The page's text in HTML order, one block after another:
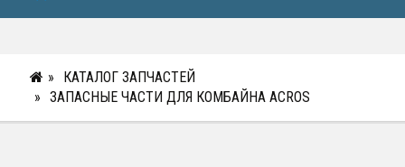
КАТАЛОГ ЗАПЧАСТЕЙ
ЗАПАСНЫЕ ЧАСТИ ДЛЯ КОМБАЙНА ACROS